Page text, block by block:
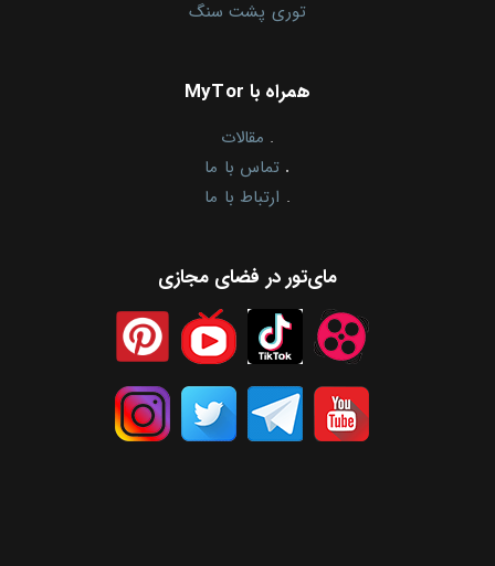
توری پشت سنگ
همراه با MyTor
. مقالات
. تماس با ما
. ارتباط با ما
مای‌تور در فضای مجازی